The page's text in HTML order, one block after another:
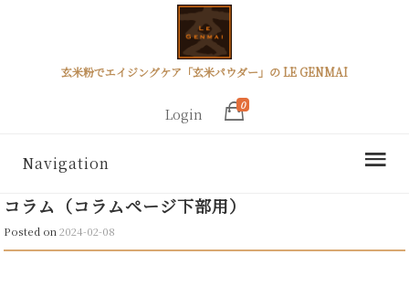
玄米粉でエイジングケア「玄米パウダー」の LE GENMAI
Login
0
Navigation
コラム（コラムページ下部用）
Posted on2024-02-08